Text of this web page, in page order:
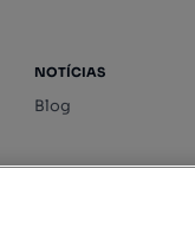
NOTÍCIAS
Blog